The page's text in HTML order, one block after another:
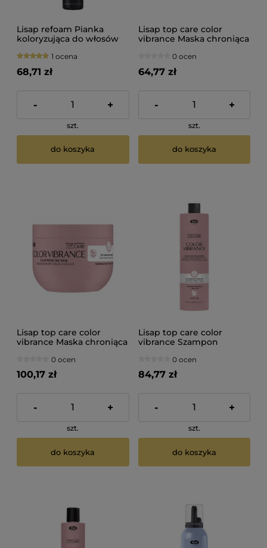
Lisap refoam Pianka
koloryzująca do włosów
1 ocena
68,71 zł
- +
szt.
do koszyka
Lisap top care color
vibrance Maska chroniąca
farbowanych 200ml
0 ocen
64,77 zł
- +
szt.
do koszyka
Lisap top care color
vibrance Maska chroniąca
farbowanych 500ml
0 ocen
100,17 zł
- +
szt.
do koszyka
Lisap top care color
vibrance Szampon
włosów farbowanych
1000ml
0 ocen
84,77 zł
- +
szt.
do koszyka